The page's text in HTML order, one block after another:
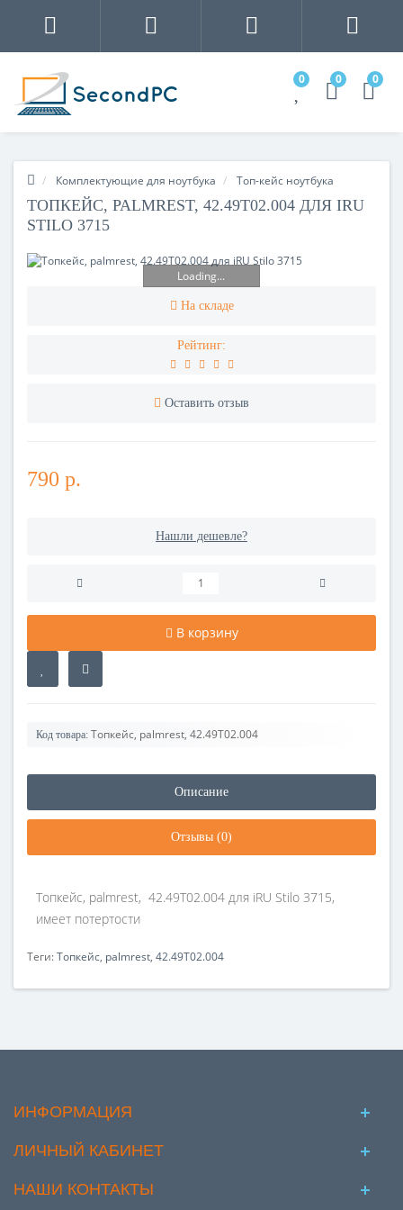
0 0 0
Комплектующие для ноутбука Топ-кейс ноутбука
ТОПКЕЙС, PALMREST, 42.49T02.004 ДЛЯ IRU
STILO 3715
Loading...
На складе
Рейтинг:
Оставить отзыв
790 р.
Нашли дешевле?
В корзину
Код товара: Топкейс, palmrest, 42.49T02.004
Описание
Отзывы (0)
Топкейс, palmrest, 42.49T02.004 для iRU Stilo 3715,
имеет потертости
Теги:Топкейс, palmrest, 42.49T02.004
ИНФОРМАЦИЯ
ЛИЧНЫЙ КАБИНЕТ
НАШИ КОНТАКТЫ